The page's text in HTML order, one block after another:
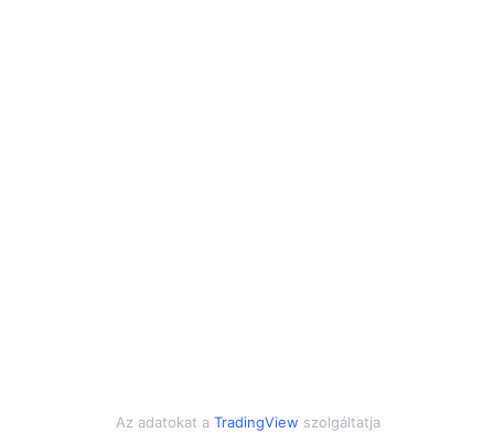
Az adatokat a TradingView szolgáltatja